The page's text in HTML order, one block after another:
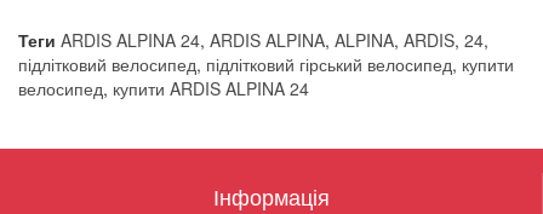
Теги ARDIS ALPINA 24, ARDIS ALPINA, ALPINA, ARDIS, 24,
підлітковий велосипед, підлітковий гірський велосипед, купити
велосипед, купити ARDIS ALPINA 24
Інформація